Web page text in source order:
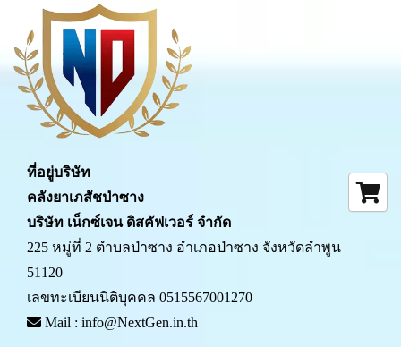
ที่อยู่บริษัท
คลังยาเภสัชป่าซาง
บริษัท เน็กซ์เจน ดิสคัฟเวอร์ จำกัด
225 หมู่ที่ 2 ตำบลป่าซาง อำเภอป่าซาง จังหวัดลำพูน
51120
เลขทะเบียนนิติบุคคล 0515567001270
Mail : info@NextGen.in.th